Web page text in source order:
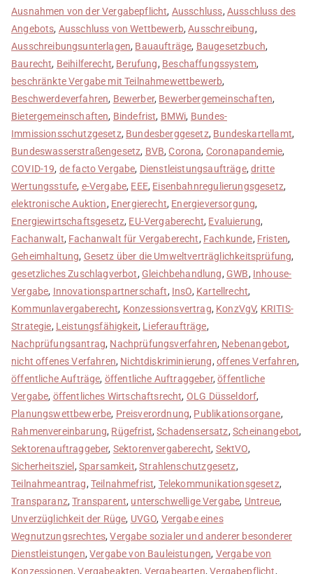
Ausnahmen von der Vergabepflicht, Ausschluss, Ausschluss des
Angebots, Ausschluss von Wettbewerb,Ausschreibung,
Ausschreibungsunterlagen, Bauaufträge, Baugesetzbuch,
Baurecht, Beihilferecht, Berufung, Beschaffungssystem,
beschränkte Vergabe mit Teilnahmewettbewerb,
Beschwerdeverfahren, Bewerber, Bewerbergemeinschaften,
Bietergemeinschaften, Bindefrist, BMWi, Bundes-
Immissionsschutzgesetz, Bundesberggesetz, Bundeskartellamt,
Bundeswasserstraßengesetz, BVB,Corona, Coronapandemie,
COVID-19, de facto Vergabe, Dienstleistungsaufträge,dritte
Wertungsstufe, e-Vergabe, EEE, Eisenbahnregulierungsgesetz,
elektronische Auktion, Energierecht, Energieversorgung,
Energiewirtschaftsgesetz, EU-Vergaberecht, Evaluierung,
Fachanwalt, Fachanwalt für Vergaberecht, Fachkunde, Fristen,
Geheimhaltung, Gesetz über die Umweltverträglichkeitsprüfung,
gesetzliches Zuschlagverbot, Gleichbehandlung, GWB, Inhouse-
Vergabe, Innovationspartnerschaft, InsO, Kartellrecht,
Kommunlavergaberecht, Konzessionsvertrag, KonzVgV, KRITIS-
Strategie, Leistungsfähigkeit, Lieferaufträge,
Nachprüfungsantrag, Nachprüfungsverfahren, Nebenangebot,
nicht offenes Verfahren, Nichtdiskriminierung,offenes Verfahren,
öffentliche Aufträge, öffentliche Auftraggeber,öffentliche
Vergabe, öffentliches Wirtschaftsrecht, OLG Düsseldorf,
Planungswettbewerbe, Preisverordnung, Publikationsorgane,
Rahmenvereinbarung, Rügefrist,Schadensersatz,Scheinangebot,
Sektorenauftraggeber, Sektorenvergaberecht, SektVO,
Sicherheitsziel , Sparsamkeit,Strahlenschutzgesetz,
Teilnahmeantrag, Teilnahmefrist, Telekommunikationsgesetz,
Transparanz,Transparent, unterschwellige Vergabe, Untreue,
Unverzüglichkeit der Rüge, UVGO, Vergabe eines
Wegnutzungsrechtes,Vergabe sozialer und anderer besonderer
Dienstleistungen,Vergabe von Bauleistungen, Vergabe von
Konzessionen,Vergabeakten, Vergabearten,Vergabepflicht,